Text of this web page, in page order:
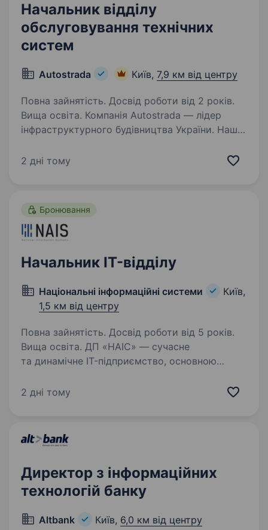
Начальник відділу
обслуговування технічних
систем
Autostrada Київ, 7,9 км від центру
Повна зайнятість. Досвід роботи від 2 років.
Вища освіта. Компанія Autostrada — лідер
інфраструктурного будівництва України. Наші
обладнанні світових виробників, офіційно
2 дні тому
Бронювання
Начальник IT-відділу
Національні інформаційні системи
Київ,
1,5 км від центру
Повна зайнятість. Досвід роботи від 5 років.
Вища освіта. ДП «НАІС» — сучасне
та динамічне IT-підприємство, основною
та безпечної роботи Єдиних та Державних
2 дні тому
Директор з інформаційних
технологій банку
Altbank Київ, 6,0 км від центру